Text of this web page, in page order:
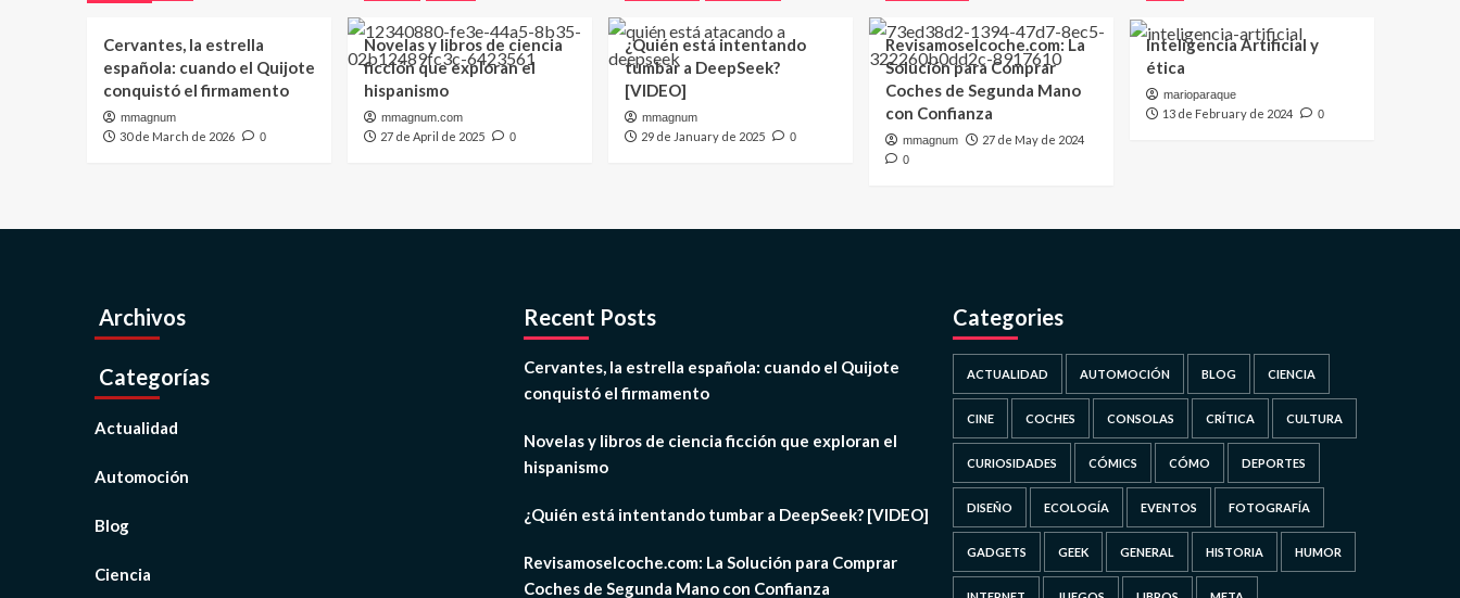
Cervantes, la estrella
española: cuando el Quijote
conquistó el firmamento
mmagnum
30 de March de 2026 0
Novelas y libros de ciencia
ficción que exploran el
hispanismo
mmagnum.com
27 de April de 2025 0
¿Quién está intentando
tumbar a DeepSeek?
[VIDEO]
mmagnum
29 de January de 2025 0
Revisamoselcoche.com: La
Solución para Comprar
Coches de Segunda Mano
con Confianza
mmagnum 27 de May de 2024
0
Inteligencia Artificial y
ética
marioparaque
13 de February de 2024 0
Archivos
Categorías
Actualidad
Automoción
Blog
Ciencia
Recent Posts
Cervantes, la estrella española: cuando el Quijote
conquistó el firmamento
Novelas y libros de ciencia ficción que exploran el
hispanismo
¿Quién está intentando tumbar a DeepSeek? [VIDEO]
Revisamoselcoche.com: La Solución para Comprar
Coches de Segunda Mano con Confianza
Categories
ACTUALIDAD AUTOMOCIÓN BLOG CIENCIA
CINE COCHES CONSOLAS CRÍTICA CULTURA
CURIOSIDADES CÓMICS CÓMO DEPORTES
DISEÑO ECOLOGÍA EVENTOS FOTOGRAFÍA
GADGETS GEEK GENERAL HISTORIA HUMOR